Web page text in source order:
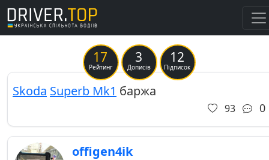
17
Рейтинг
3
Дописів
12
Підписок
Previous
Skoda Superb Mk1 баржа
93 0
offigen4ik